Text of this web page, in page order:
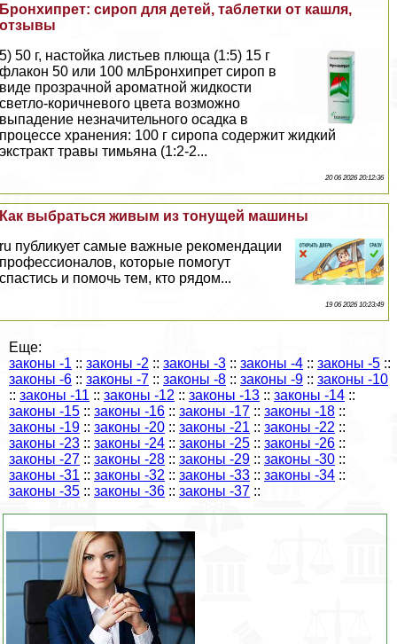
Бронхипрет: сироп для детей, таблетки от кашля,
отзывы
5) 50 г, настойка листьев плюща (1:5) 15 г
флакон 50 или 100 млБронхипрет сироп в
виде прозрачной ароматной жидкости
светло-коричневого цвета возможно
выпадение незначительного осадка в
процессе хранения: 100 г сиропа содержит жидкий
экстpaкт травы тимьяна (1:2-2...
20 06 2026 20:12:36
Как выбраться живым из тонущей машины
ru публикует самые важные рекомендации
профессионалов, которые помогут
спастись и помочь тем, кто рядом...
19 06 2026 10:23:49
Еще:
законы -1 :: законы -2 :: законы -3 :: законы -4 :: законы -5 ::
законы -6 :: законы -7 :: законы -8 :: законы -9 :: законы -10
:: законы -11 :: законы -12 :: законы -13 :: законы -14 ::
законы -15 :: законы -16 :: законы -17 :: законы -18 ::
законы -19 :: законы -20 :: законы -21 :: законы -22 ::
законы -23 :: законы -24 :: законы -25 :: законы -26 ::
законы -27 :: законы -28 :: законы -29 :: законы -30 ::
законы -31 :: законы -32 :: законы -33 :: законы -34 ::
законы -35 :: законы -36 :: законы -37 ::